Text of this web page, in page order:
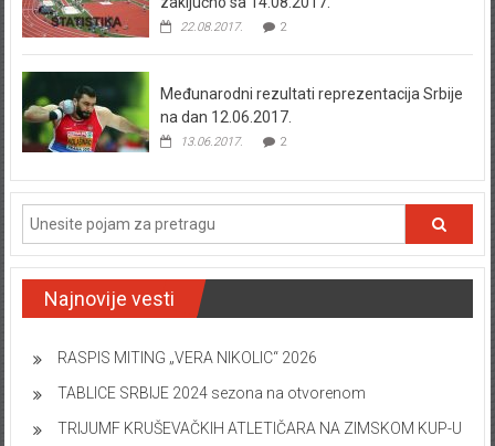
22.08.2017. 2
Međunarodni rezultati reprezentacija Srbije
na dan 12.06.2017.
13.06.2017. 2
Najnovije vesti
RASPIS MITING „VERA NIKOLIC“ 2026
TABLICE SRBIJE 2024 sezona na otvorenom
TRIJUMF KRUŠEVAČKIH ATLETIČARA NA ZIMSKOM KUP-U